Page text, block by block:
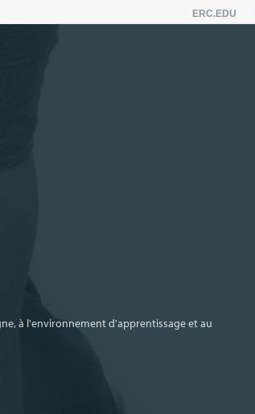
ERC.EDU
à l'environnement d'apprentissage et au